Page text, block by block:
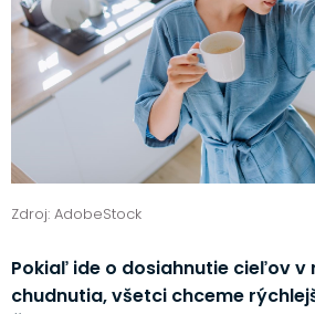
Zdroj: AdobeStock
Pokiaľ ide o dosiahnutie cieľov v
chudnutia, všetci chceme